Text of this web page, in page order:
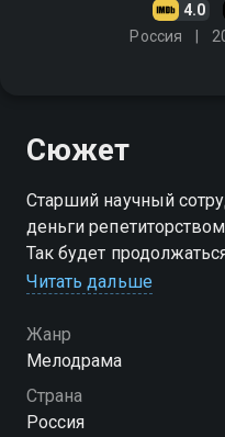
4.0
Россия
Сюжет
Старший научный
деньги
Так будет
встретит Алексея
Читать дальше
Жанр
Мелодрама
Страна
Россия